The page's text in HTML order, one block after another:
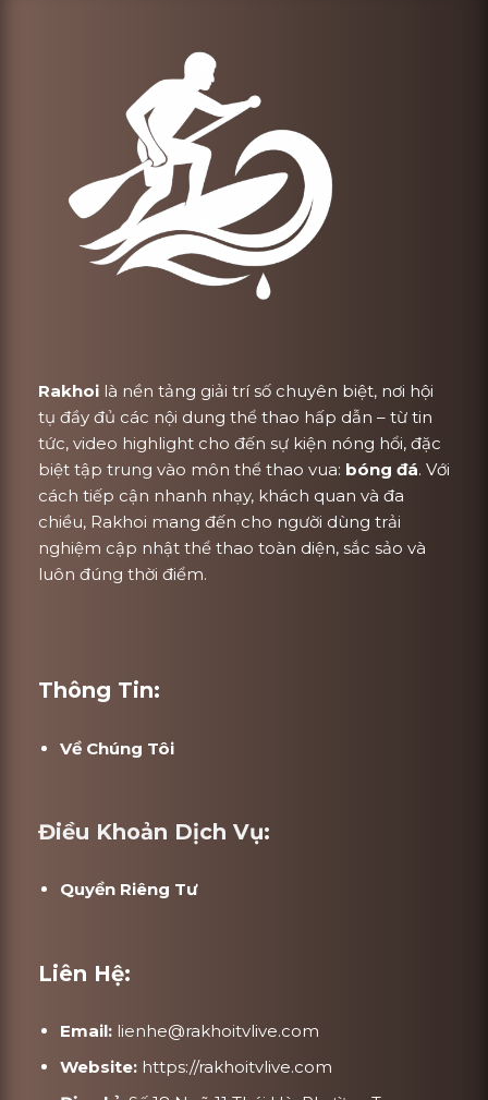
Rakhoi là nền tảng giải trí số chuyên biệt, nơi hội
tụ đầy đủ các nội dung thể thao hấp dẫn – từ tin
tức, video highlight cho đến sự kiện nóng hổi, đặc
biệt tập trung vào môn thể thao vua: bóng đá. Với
cách tiếp cận nhanh nhạy, khách quan và đa
chiều, Rakhoi mang đến cho người dùng trải
nghiệm cập nhật thể thao toàn diện, sắc sảo và
luôn đúng thời điểm.
Thông Tin:
Về Chúng Tôi
Điều Khoản Dịch Vụ:
Quyền Riêng Tư
Liên Hệ:
Email: lienhe@rakhoitvlive.com
Website: https://rakhoitvlive.com